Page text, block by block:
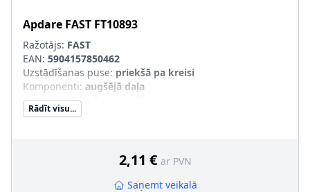
Apdare FAST FT10893
Ražotājs: FAST
EAN: 5904157850462
Uzstādīšanas puse: priekšā pa kreisi
Komponenti: augšējā daļa
Garantija:5 gadu garantija
pāra artikulu numuri
Rādīt visu...
2,11 € ar PVN
Saņemt veikalā